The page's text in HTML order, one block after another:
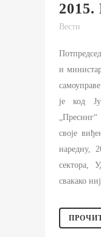
Вести
и
је код
своје
наредну,
сектора,
свакако